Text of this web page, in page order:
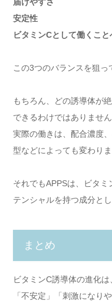
届けやすさ
安定性
ビタミンCとして働くこ
この3つのバランスを狙っ
もちろん、どの誘導体が
できるわけではありません
実際の働きは、配合濃度
型などによっても変わりま
それでもAPPSは、ビタ
テンシャルを持つ成分と
まとめ
ビタミンC誘導体の進化
「不安定」「刺激になり